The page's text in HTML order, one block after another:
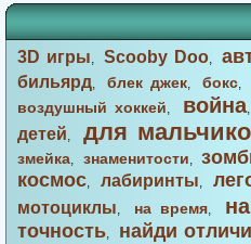
3D игры,Scooby Doo,
бильярд,блек джек,бокс,
воздушный хоккей, война
детей, для
змейка, знаменитости,
космос, лабиринты,
мотоциклы, на время,
точность, найди